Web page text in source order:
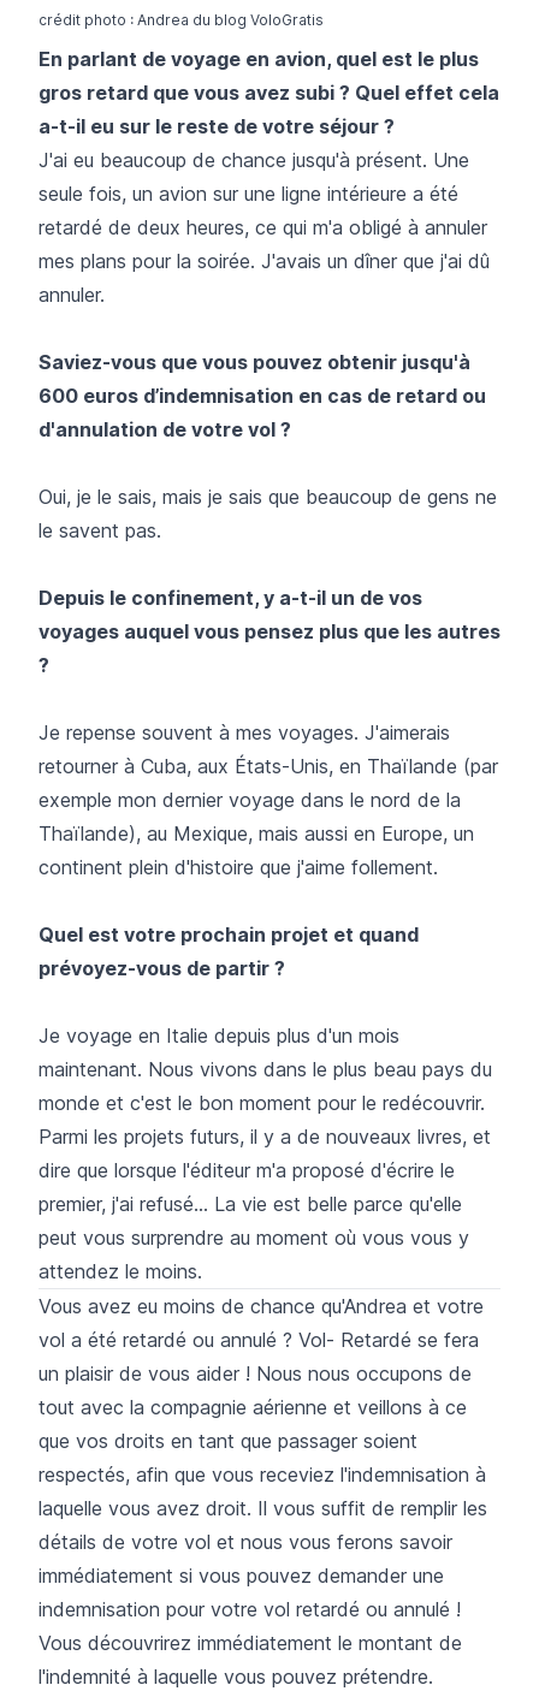
crédit photo : Andrea du blog VoloGratis
En parlant de voyage en avion, quel est le plus
gros retard que vous avez subi ? Quel effet cela
a-t-il eu sur le reste de votre séjour ?
J'ai eu beaucoup de chance jusqu'à présent. Une
seule fois, un avion sur une ligne intérieure a été
retardé de deux heures, ce qui m'a obligé à annuler
mes plans pour la soirée. J'avais un dîner que j'ai dû
annuler.
Saviez-vous que vous pouvez obtenir jusqu'à
600 euros d’indemnisation en cas de retard ou
d'annulation de votre vol ?
Oui, je le sais, mais je sais que beaucoup de gens ne
le savent pas.
Depuis le confinement, y a-t-il un de vos
voyages auquel vous pensez plus que les autres
?
Je repense souvent à mes voyages. J'aimerais
retourner à Cuba, aux États-Unis, en Thaïlande (par
exemple mon dernier voyage dans le nord de la
Thaïlande), au Mexique, mais aussi en Europe, un
continent plein d'histoire que j'aime follement.
Quel est votre prochain projet et quand
prévoyez-vous de partir ?
Je voyage en Italie depuis plus d'un mois
maintenant. Nous vivons dans le plus beau pays du
monde et c'est le bon moment pour le redécouvrir.
Parmi les projets futurs, il y a de nouveaux livres, et
dire que lorsque l'éditeur m'a proposé d'écrire le
premier, j'ai refusé... La vie est belle parce qu'elle
peut vous surprendre au moment où vous vous y
attendez le moins.
Vous avez eu moins de chance qu'Andrea et votre
vol a été retardé ou annulé ? Vol- Retardé se fera
un plaisir de vous aider ! Nous nous occupons de
tout avec la compagnie aérienne et veillons à ce
que vos droits en tant que passager soient
respectés, afin que vous receviez l'indemnisation à
laquelle vous avez droit. Il vous suffit de remplir les
détails de votre vol et nous vous ferons savoir
immédiatement si vous pouvez demander une
indemnisation pour votre vol retardé ou annulé !
Vous découvrirez immédiatement le montant de
l'indemnité à laquelle vous pouvez prétendre.